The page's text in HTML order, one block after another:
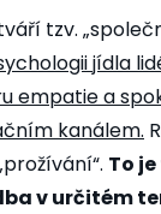
tzv.
jídla
empatie a
kanálem.
To
v určitém